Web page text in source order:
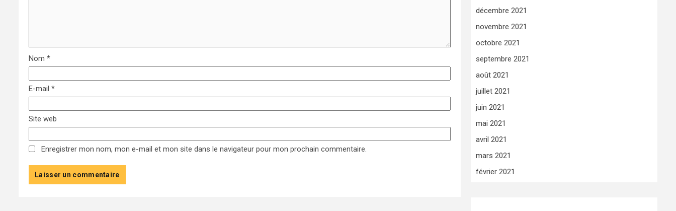
Nom *
E-mail *
Site web
Enregistrer mon nom, mon e-mail et mon site dans le navigateur pour mon prochain commentaire.
décembre 2021
novembre 2021
octobre 2021
septembre 2021
août 2021
juillet 2021
juin 2021
mai 2021
avril 2021
mars 2021
février 2021